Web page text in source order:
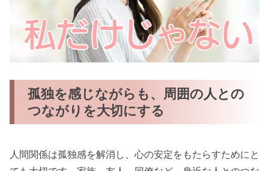
孤独を感じながらも、周囲の人との
つながりを大切にする
人間関係は孤独感を解消し、心の安定をもたらすためにと